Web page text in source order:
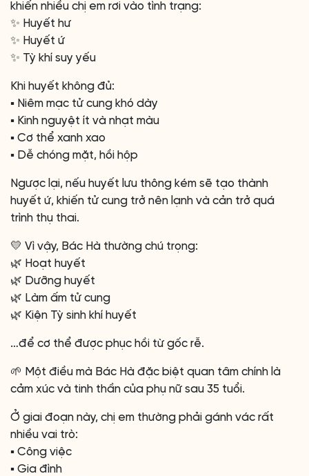
khiến nhiều chị em rơi vào tình trạng:
✨ Huyết hư
✨ Huyết ứ
✨ Tỳ khí suy yếu
Khi huyết không đủ:
▪️ Niêm mạc tử cung khó dày
▪️ Kinh nguyệt ít và nhạt màu
▪️ Cơ thể xanh xao
▪️ Dễ chóng mặt, hồi hộp
Ngược lại, nếu huyết lưu thông kém sẽ tạo thành
huyết ứ, khiến tử cung trở nên lạnh và cản trở quá
trình thụ thai.
💛 Vì vậy, Bác Hà thường chú trọng:
🌿 Hoạt huyết
🌿 Dưỡng huyết
🌿 Làm ấm tử cung
🌿 Kiện Tỳ sinh khí huyết
…để cơ thể được phục hồi từ gốc rễ.
🌱 Một điều mà Bác Hà đặc biệt quan tâm chính là
cảm xúc và tinh thần của phụ nữ sau 35 tuổi.
Ở giai đoạn này, chị em thường phải gánh vác rất
nhiều vai trò:
▪️ Công việc
▪️ Gia đình